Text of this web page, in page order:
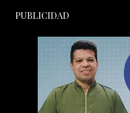
PUBLICIDAD